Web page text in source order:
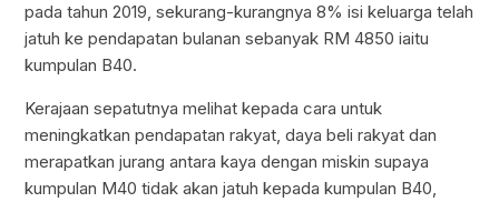
pada tahun 2019, sekurang-kurangnya 8% isi keluarga telah
jatuh ke pendapatan bulanan sebanyak RM 4850 iaitu
kumpulan B40.
Kerajaan sepatutnya melihat kepada cara untuk
meningkatkan pendapatan rakyat, daya beli rakyat dan
merapatkan jurang antara kaya dengan miskin supaya
kumpulan M40 tidak akan jatuh kepada kumpulan B40,